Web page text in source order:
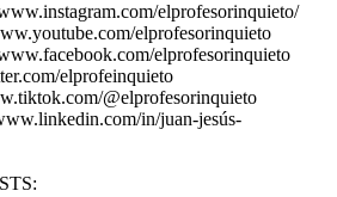
elprofesorinquieto/
elprofesorinquieto
elprofesorinquieto
elprofeinquieto
@elprofesorinquieto
in/juan-jesús-